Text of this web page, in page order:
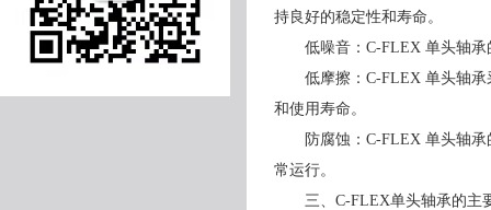
持良好的稳定性和寿命。
低噪音：C-FLEX 单头轴承
低摩擦：C-FLEX 单头轴承
和使用寿命。
防腐蚀：C-FLEX 单头轴承
常运行。
三、C-FLEX单头轴承的主